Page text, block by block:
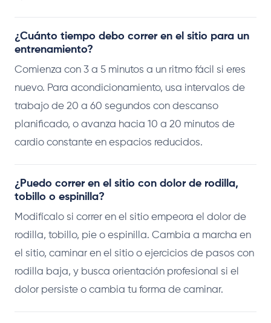
¿Cuánto tiempo debo correr en el sitio para un
entrenamiento?
Comienza con 3 a 5 minutos a un ritmo fácil si eres
nuevo. Para acondicionamiento, usa intervalos de
trabajo de 20 a 60 segundos con descanso
planificado, o avanza hacia 10 a 20 minutos de
cardio constante en espacios reducidos.
¿Puedo correr en el sitio con dolor de rodilla,
tobillo o espinilla?
Modifícalo si correr en el sitio empeora el dolor de
rodilla, tobillo, pie o espinilla. Cambia a marcha en
el sitio, caminar en el sitio o ejercicios de pasos con
rodilla baja, y busca orientación profesional si el
dolor persiste o cambia tu forma de caminar.